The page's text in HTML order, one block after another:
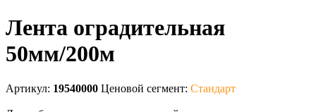
Лента оградительная
50мм/200м
Артикул: 19540000 Ценовой сегмент: Стандарт